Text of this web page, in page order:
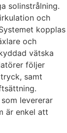
solinstrålning.
och
kopplas
och
vätska
följer
samt
levererar
är enkel att